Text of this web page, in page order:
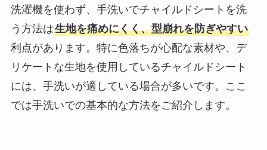
洗濯機を使わず、手洗いでチャイルドシートを洗
う方法は生地を痛めにくく、型崩れを防ぎやすい
利点があります。特に色落ちが心配な素材や、デ
リケートな生地を使用しているチャイルドシート
には、手洗いが適している場合が多いです。ここ
では手洗いでの基本的な方法をご紹介します。